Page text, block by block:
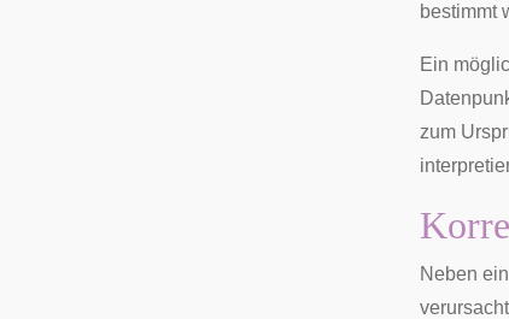
bestimmt
Ein
zum
Neben